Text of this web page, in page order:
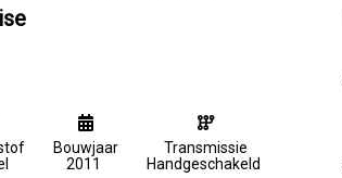
Bouwjaar
2011
Transmissie
Handgeschakeld